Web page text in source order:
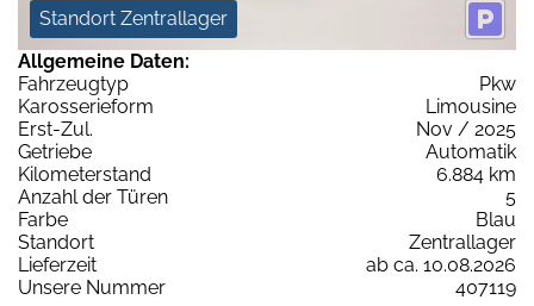
Standort Zentrallager
Allgemeine Daten:
Fahrzeugtyp
Pkw
Karosserieform
Limousine
Erst-Zul.
Nov / 2025
Getriebe
Automatik
Kilometerstand
6.884 km
Anzahl der Türen
5
Farbe
Blau
Standort
Zentrallager
Lieferzeit
ab ca. 10.08.2026
Unsere Nummer
407119